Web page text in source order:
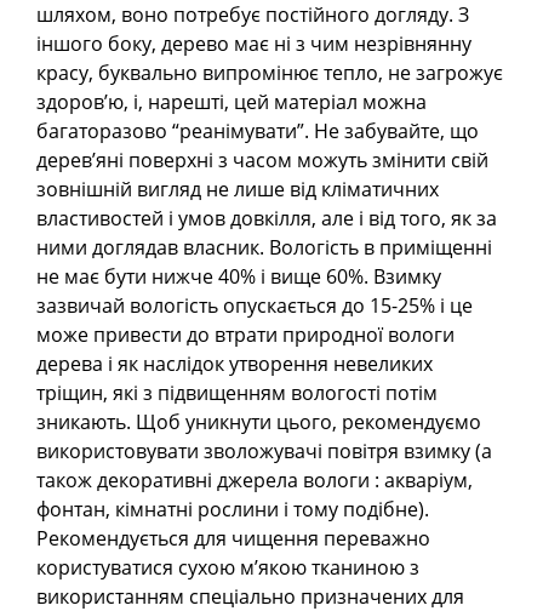
шляхом, воно потребує постійного догляду. З
іншого боку, дерево має ні з чим незрівнянну
красу, буквально випромінює тепло, не загрожує
здоров’ю, і, нарешті, цей матеріал можна
багаторазово “реанімувати”. Не забувайте, що
дерев’яні поверхні з часом можуть змінити свій
зовнішній вигляд не лише від кліматичних
властивостей і умов довкілля, але і від того, як за
ними доглядав власник. Вологість в приміщенні
не має бути нижче 40% і вище 60%. Взимку
зазвичай вологість опускається до 15-25% і це
може привести до втрати природної вологи
дерева і як наслідок утворення невеликих
тріщин, які з підвищенням вологості потім
зникають. Щоб уникнути цього, рекомендуємо
використовувати зволожувачі повітря взимку (а
також декоративні джерела вологи : акваріум,
фонтан, кімнатні рослини і тому подібне).
Рекомендується для чищення переважно
користуватися сухою м’якою тканиною з
використанням спеціально призначених для